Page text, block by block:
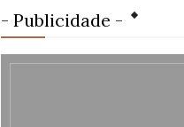
- Publicidade -